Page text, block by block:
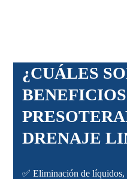
¿CUÁLES
DRENAJE
✅ Eliminación de líquidos,